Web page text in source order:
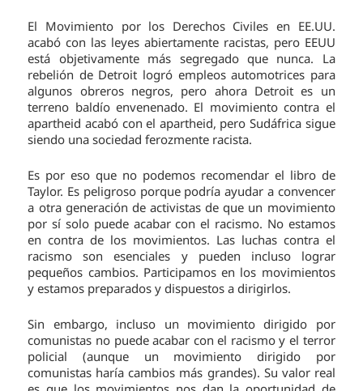
El Movimiento por los Derechos Civiles en EE.UU.
acabó con las leyes abiertamente racistas, pero EEUU
está objetivamente más segregado que nunca. La
rebelión de Detroit logró empleos automotrices para
algunos obreros negros, pero ahora Detroit es un
terreno baldío envenenado. El movimiento contra el
apartheid acabó con el apartheid, pero Sudáfrica sigue
siendo una sociedad ferozmente racista.
Es por eso que no podemos recomendar el libro de
Taylor. Es peligroso porque podría ayudar a convencer
a otra generación de activistas de que un movimiento
por sí solo puede acabar con el racismo. No estamos
en contra de los movimientos. Las luchas contra el
racismo son esenciales y pueden incluso lograr
pequeños cambios. Participamos en los movimientos
y estamos preparados y dispuestos a dirigirlos.
Sin embargo, incluso un movimiento dirigido por
comunistas no puede acabar con el racismo y el terror
policial (aunque un movimiento dirigido por
comunistas haría cambios más grandes). Su valor real